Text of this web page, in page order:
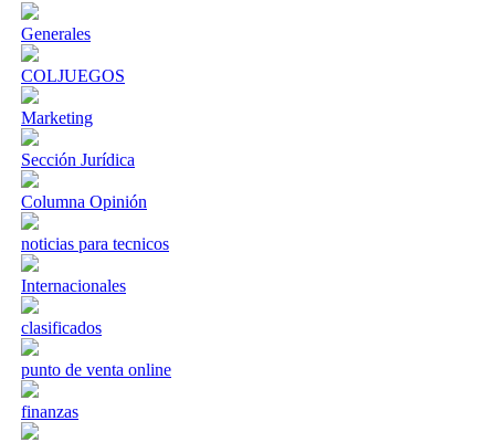
Generales
COLJUEGOS
Marketing
Sección Jurídica
Columna Opinión
noticias para tecnicos
Internacionales
clasificados
punto de venta online
finanzas